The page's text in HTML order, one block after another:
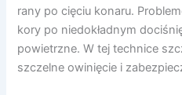
rany po cięciu konaru.
kory po niedokładnym
powietrzne. W tej technice
szczelne owinięcie i